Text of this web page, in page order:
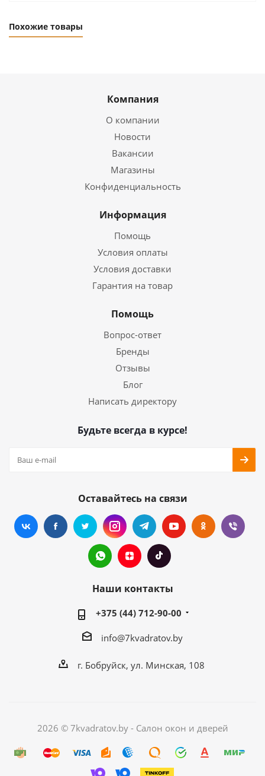
Похожие товары
Компания
О компании
Новости
Вакансии
Магазины
Конфиденциальность
Информация
Помощь
Условия оплаты
Условия доставки
Гарантия на товар
Помощь
Вопрос-ответ
Бренды
Отзывы
Блог
Написать директору
Будьте всегда в курсе!
Оставайтесь на связи
Наши контакты
+375 (44) 712-90-00
info@7kvadratov.by
г. Бобруйск, ул. Минская, 108
2026 © 7kvadratov.by - Салон окон и дверей